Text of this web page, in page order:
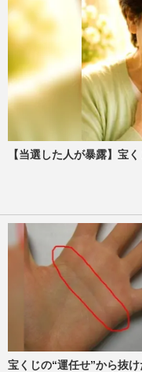
【当選した人が暴露】宝
宝くじの“運任せ”から抜け